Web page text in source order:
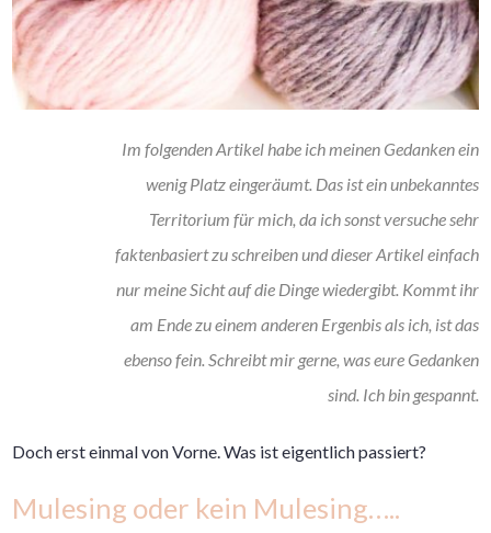
Im folgenden Artikel habe ich meinen Gedanken ein
wenig Platz eingeräumt. Das ist ein unbekanntes
Territorium für mich, da ich sonst versuche sehr
faktenbasiert zu schreiben und dieser Artikel einfach
nur meine Sicht auf die Dinge wiedergibt. Kommt ihr
am Ende zu einem anderen Ergenbis als ich, ist das
ebenso fein. Schreibt mir gerne, was eure Gedanken
sind. Ich bin gespannt.
Doch erst einmal von Vorne. Was ist eigentlich passiert?
Mulesing oder kein Mulesing…..